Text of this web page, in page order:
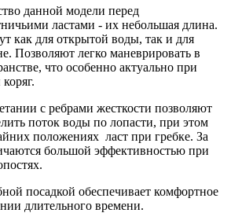
данной модели перед
ластами - их небольшая длина.
как для открытой воды, так и для
Позволяют легко маневрировать в
что особенно актуально при
с ребрами жесткости позволяют
поток воды по лопасти, при этом
положениях ласт при гребке. За
большой эффективностью при
посадкой обеспечивает комфортное
длительного времени.